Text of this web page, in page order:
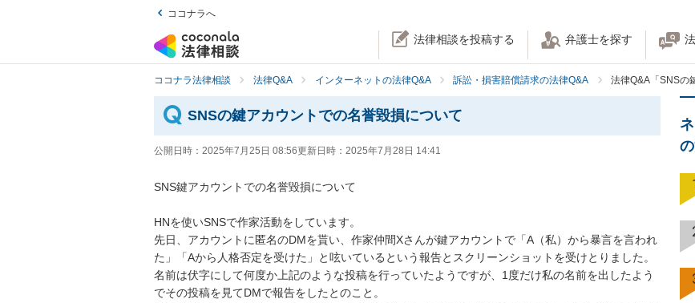
ココナラへ
法律相談を投稿する 弁護士を探す
ココナラ法律相談 法律Q&A インターネットの法律Q&A 訴訟・損害賠償請求の法律Q&A 法律Q&A「SNSの
SNSの鍵アカウントでの名誉毀損について
公開日時： 2025年7月25日 08:56更新日時： 2025年7月28日 14:41
SNS鍵アカウントでの名誉毀損について
HNを使いSNSで作家活動をしています。
先日、アカウントに匿名のDMを貰い、作家仲間Xさんが鍵アカウントで「A（私）から暴言を言われ
た」「Aから人格否定を受けた」と呟いているという報告とスクリーンショットを受けとりました。
名前は伏字にして何度か上記のような投稿を行っていたようですが、1度だけ私の名前を出したよう
でその投稿を見てDMで報告をしたとのこと。